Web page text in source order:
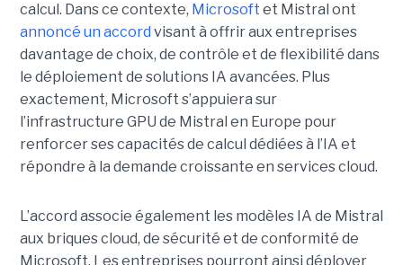
calcul. Dans ce contexte, Microsoft et Mistral ont
annoncé un accord visant à offrir aux entreprises
davantage de choix, de contrôle et de flexibilité dans
le déploiement de solutions IA avancées. Plus
exactement, Microsoft s’appuiera sur
l’infrastructure GPU de Mistral en Europe pour
renforcer ses capacités de calcul dédiées à l’IA et
répondre à la demande croissante en services cloud.
L’accord associe également les modèles IA de Mistral
aux briques cloud, de sécurité et de conformité de
Microsoft. Les entreprises pourront ainsi déployer